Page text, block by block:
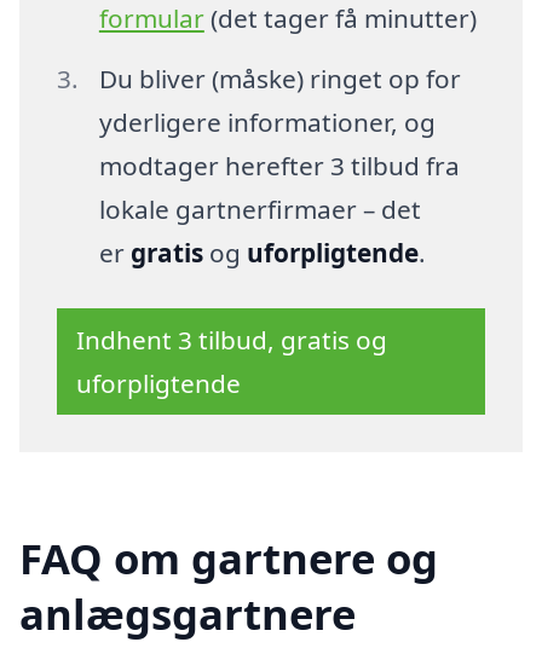
formular(det tager få minutter)
Du bliver (måske) ringet op for
yderligere informationer, og
modtager herefter 3 tilbud fra
lokale gartnerfirmaer – det
er gratisog uforpligtende.
Indhent 3 tilbud, gratis og
uforpligtende
FAQ om gartnere og
anlægsgartnere